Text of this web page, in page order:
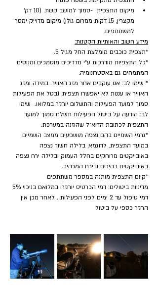
מיקום התצפית  -סמוך למושב קשת. (10 דק׳
מקצרין, 15 דקות ממרום גולן) מיקום מדוייק ימסר
למשתתפים.
מידע חשוב והאותיות הקטנות:
*תצפית כוכבים מומלצת החל מגיל 5.
*כל התצפיות מודרכות ע״י מדריכים מוסמכים ומנוסים
המתמחים גם באסטרונומיה.
* שימו לב: אנו עוקבים אחר מזג האוויר. במידה ומזג
האוויר או עננות לא יאפשרו תצפית, נבטל את הפעילות
סמוך למועד הפעילות והתשלום יוחזר במלואו.  שימו
לב: הודעה על ביטול הפעילות תשלח סמוך למועד
התצפית לכתובת הדוא״ל שהוזנה במערכת.
*גרמי השמיים בהם נצפה מושפעים ממצב השמיים
במועד התצפית. לדוגמא, בלילה חשוך נצפה
באובייקטים מרוחקים בחלל העמוק ובלילה ירח נצפה
באובייקטים בהירים ובירח המרהיב.
​*קיום התצפית מותנה במספר משתתפים
דמי טיפול עד 2 ימים לפני הפעילות . לאחר מכן אין
החזר כספי על ביטול